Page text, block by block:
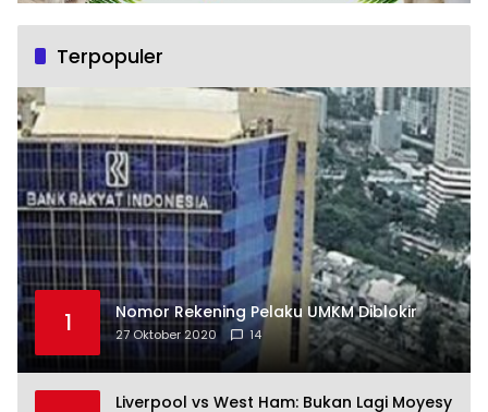
Terpopuler
1 Nomor Rekening Pelaku UMKM Diblokir
27 Oktober 2020 14
Liverpool vs West Ham: Bukan Lagi Moyesy